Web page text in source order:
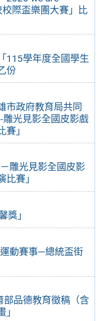
校際盃樂團大賽」比
115學年度全國學生
份
市政府教育局共同
光見影全國皮影戲
」
雕光見影全國皮影
賽」
獎」
動賽事—總統盃街
品德教育徵稿（含